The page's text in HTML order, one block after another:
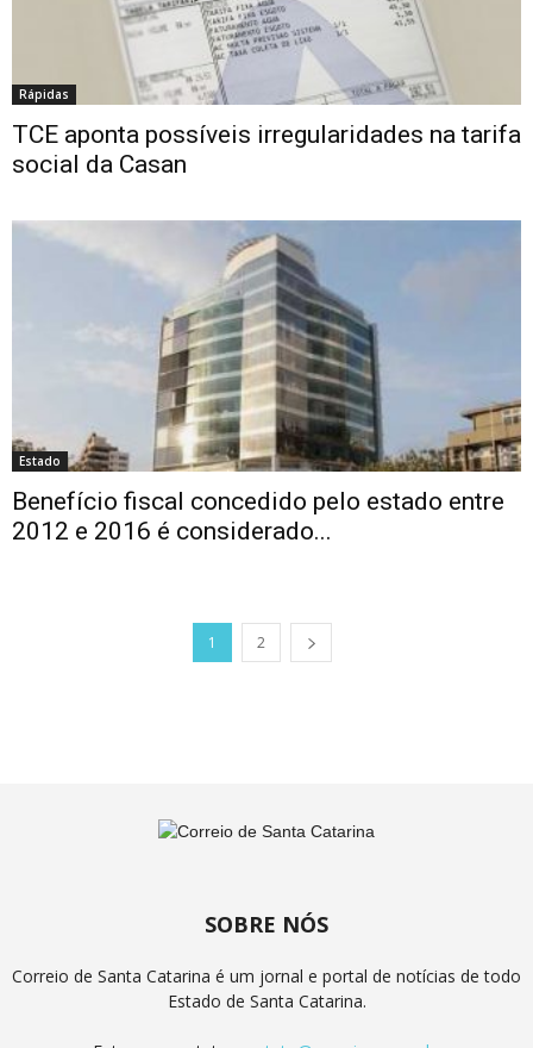
Rápidas
TCE aponta possíveis irregularidades na tarifa
social da Casan
Estado
Benefício fiscal concedido pelo estado entre
2012 e 2016 é considerado...
1 2
SOBRE NÓS
Correio de Santa Catarina é um jornal e portal de notícias de todo
Estado de Santa Catarina.